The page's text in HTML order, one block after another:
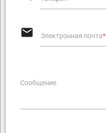
email Электронная почта*
Сообщение